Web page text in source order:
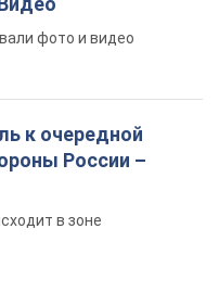
фото и видео
к очередной
России –
в зоне